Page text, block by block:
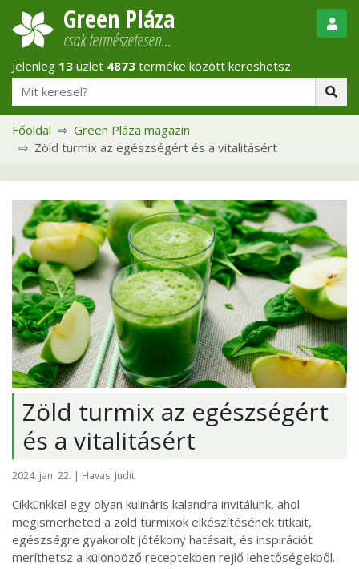
Green Pláza
csak természetesen…
Jelenleg 13 üzlet 4873 terméke között kereshetsz.
Főoldal
Green Pláza magazin
Zöld turmix az egészségért és a vitalitásért
Zöld turmix az egészségért
és a vitalitásért
2024. jan. 22. | Havasi Judit
Cikkünkkel egy olyan kulináris kalandra invitálunk, ahol
megismerheted a zöld turmixok elkészítésének titkait,
egészségre gyakorolt jótékony hatásait, és inspirációt
meríthetsz a különböző receptekben rejlő lehetőségekből.